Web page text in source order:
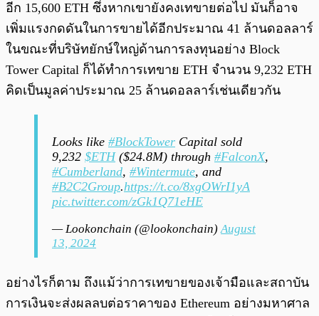
อีก 15,600 ETH ซึ่งหากเขายังคงเทขายต่อไป มันก็อาจ
เพิ่มแรงกดดันในการขายได้อีกประมาณ 41 ล้านดอลลาร์
ในขณะที่บริษัทยักษ์ใหญ่ด้านการลงทุนอย่าง Block
Tower Capital ก็ได้ทำการเทขาย ETH จำนวน 9,232 ETH
คิดเป็นมูลค่าประมาณ 25 ล้านดอลลาร์เช่นเดียวกัน
Looks like #BlockTower Capital sold
9,232 $ETH($24.8M) through #FalconX,
#Cumberland, #Wintermute, and
#B2C2Group.https://t.co/8xgOWrI1yA
pic.twitter.com/zGk1Q71eHE
— Lookonchain (@lookonchain)August
13, 2024
อย่างไรก็ตาม ถึงแม้ว่าการเทขายของเจ้ามือและสถาบัน
การเงินจะส่งผลลบต่อราคาของ Ethereum อย่างมหาศาล